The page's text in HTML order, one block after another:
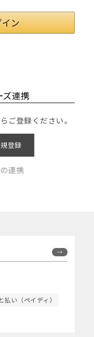
ズ連携
ご登録ください。
登録
連携
払い（ペイディ）